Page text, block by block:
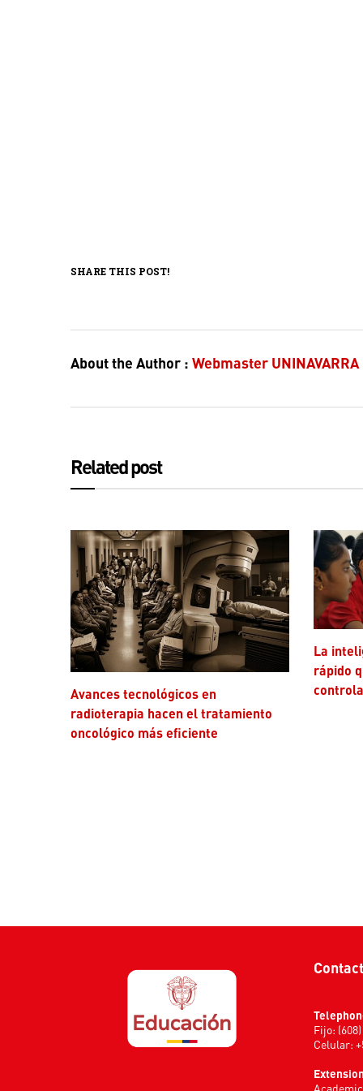
SHARE THIS POST!
About the Author : Webmaster UNINAVARRA
Related post
Avances tecnológicos en
radioterapia hacen el tratamiento
oncológico más eficiente
La inteligencia artificial avanza más
rápido
Fijo:
Celular: